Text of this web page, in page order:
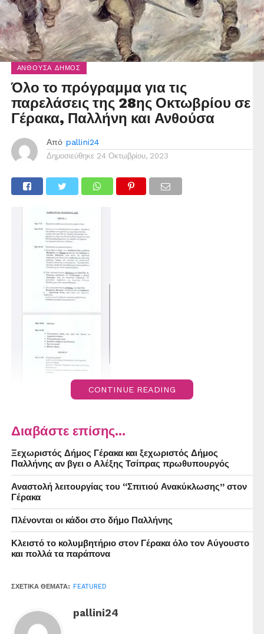
ΑΝΘΟΎΣΑ ΔΉΜΟΣ
Όλο το πρόγραμμα για τις
παρελάσεις της 28ης Οκτωβρίου σε
Γέρακα, Παλλήνη και Ανθούσα
Από pallini24
Δημοσιεύθηκε 24 Οκτωβρίου, 2023
CONTINUE READING
Διαβάστε επίσης...
Ξεχωριστός Δήμος Γέρακα και ξεχωριστός Δήμος
Παλλήνης αν βγει ο Αλέξης Τσίπρας πρωθυπουργός
Αναστολή λειτουργίας του “Σπιτιού Ανακύκλωσης” στον
Γέρακα
Πλένονται οι κάδοι στο δήμο Παλλήνης
Κλειστό το κολυμβητήριο στον Γέρακα όλο τον Αύγουστο
και πολλά τα παράπονα
ΣΧΕΤΙΚΆ ΘΈΜΑΤΑ: FEATURED
pallini24